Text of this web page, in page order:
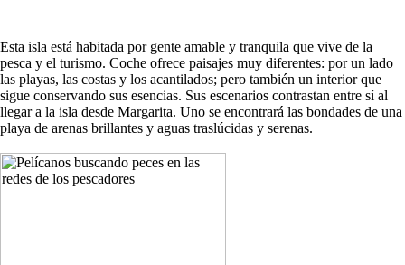
Esta isla está habitada por gente amable y tranquila que vive de la
pesca y el turismo. Coche ofrece paisajes muy diferentes: por un lado
las playas, las costas y los acantilados; pero también un interior que
sigue conservando sus esencias. Sus escenarios contrastan entre sí al
llegar a la isla desde Margarita. Uno se encontrará las bondades de una
playa de arenas brillantes y aguas traslúcidas y serenas.